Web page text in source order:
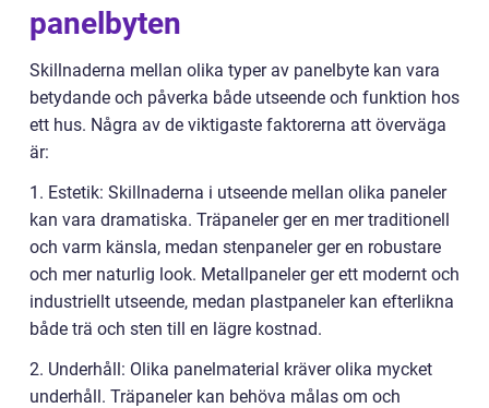
panelbyten
Skillnaderna mellan olika typer av panelbyte kan vara
betydande och påverka både utseende och funktion hos
ett hus. Några av de viktigaste faktorerna att överväga
är:
1. Estetik: Skillnaderna i utseende mellan olika paneler
kan vara dramatiska. Träpaneler ger en mer traditionell
och varm känsla, medan stenpaneler ger en robustare
och mer naturlig look. Metallpaneler ger ett modernt och
industriellt utseende, medan plastpaneler kan efterlikna
både trä och sten till en lägre kostnad.
2. Underhåll: Olika panelmaterial kräver olika mycket
underhåll. Träpaneler kan behöva målas om och